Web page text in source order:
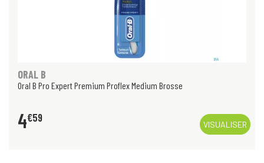
ORAL B
Oral B Pro Expert Premium Proflex Medium Brosse
4€59
VISUALISER